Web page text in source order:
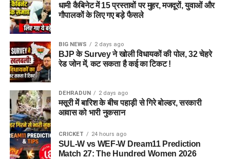
धामी कैबिनेट में 15 प्रस्तावों पर मुहर, मजदूरों, युवाओं और
गौपालकों के लिए गए बड़े फैसले
BIG NEWS 2 days ago
BJP के Survey ने खोली विधायकों की पोल, 32 चेहरे
रेड जोन में, कट सकता है कई का टिकट !
DEHRADUN 2 days ago
मसूरी में बारिश के बीच पहाड़ी से गिरे बोल्डर, सरकारी
आवास को भारी नुकसान
CRICKET 24 hours ago
SUL-W vs WEF-W Dream11 Prediction
Match 27: The Hundred Women 2026